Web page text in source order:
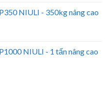
NIULI - 350kg nâng cao
NIULI - 1 tấn nâng cao